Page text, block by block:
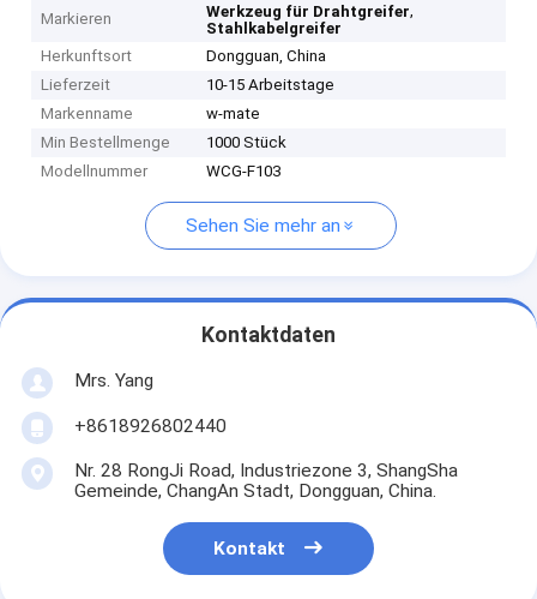
Markieren Werkzeug für Drahtgreifer,
Stahlkabelgreifer
Herkunftsort
Dongguan, China
Lieferzeit
10-15 Arbeitstage
Markenname
w-mate
Min Bestellmenge
1000 Stück
Modellnummer
WCG-F103
Sehen Sie mehr an
Kontaktdaten
Mrs. Yang
+8618926802440
Nr. 28 RongJi Road, Industriezone 3, ShangSha
Gemeinde, ChangAn Stadt, Dongguan, China.
Kontakt